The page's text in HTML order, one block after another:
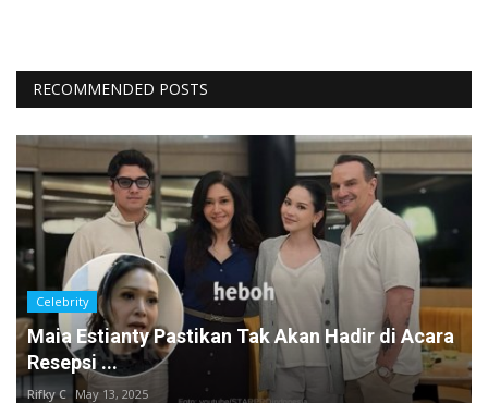
RECOMMENDED POSTS
Celebrity
Maia Estianty Pastikan Tak Akan Hadir di Acara
Resepsi ...
Rifky C May 13, 2025